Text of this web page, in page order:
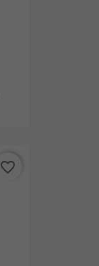
favorite_border